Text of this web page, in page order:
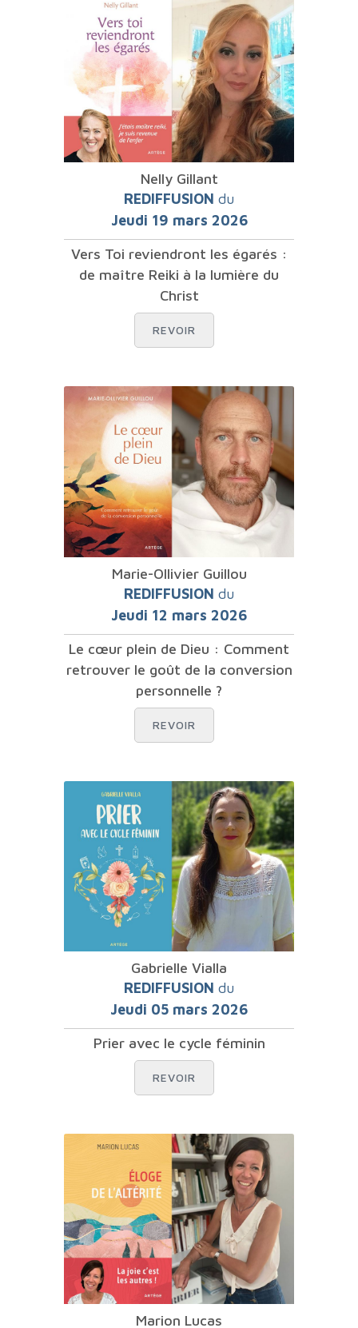
Nelly Gillant
REDIFFUSION du
Jeudi 19 mars 2026
Vers Toi reviendront les égarés :
de maître Reiki à la lumière du
Christ
REVOIR
Marie-Ollivier Guillou
REDIFFUSION du
Jeudi 12 mars 2026
Le cœur plein de Dieu : Comment
retrouver le goût de la conversion
personnelle ?
REVOIR
Gabrielle Vialla
REDIFFUSION du
Jeudi 05 mars 2026
Prier avec le cycle féminin
REVOIR
Marion Lucas